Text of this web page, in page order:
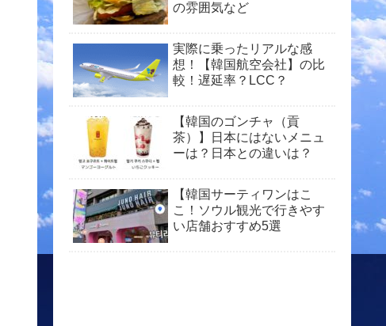
の雰囲気など
実際に乗ったリアルな感
想！【韓国航空会社】の比
較！遅延率？LCC？
【韓国のゴンチャ（貢
茶）】日本にはないメニュ
ーは？日本との違いは？
【韓国サーティワンはこ
こ！ソウル観光で行きやす
い店舗おすすめ5選